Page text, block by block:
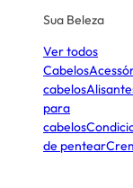
Sua Beleza
Ver todos
Cabelos
cabelos
para
cabelos
de pentear